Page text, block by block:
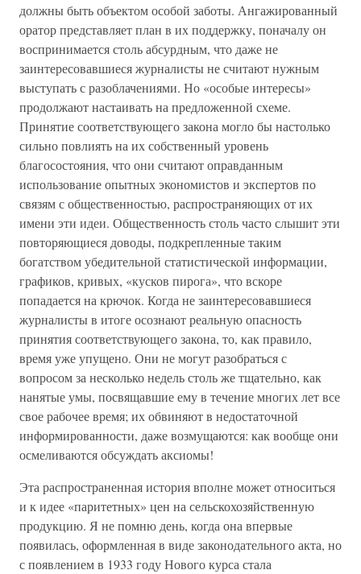
должны быть объектом особой заботы. Ангажированный
оратор представляет план в их поддержку, поначалу он
воспринимается столь абсурдным, что даже не
заинтересовавшиеся журналисты не считают нужным
выступать с разоблачениями. Но «особые интересы»
продолжают настаивать на предложенной схеме.
Принятие соответствующего закона могло бы настолько
сильно повлиять на их собственный уровень
благосостояния, что они считают оправданным
использование опытных экономистов и экспертов по
связям с общественностью, распространяющих от их
имени эти идеи. Общественность столь часто слышит эти
повторяющиеся доводы, подкрепленные таким
богатством убедительной статистической информации,
графиков, кривых, «кусков пирога», что вскоре
попадается на крючок. Когда не заинтересовавшиеся
журналисты в итоге осознают реальную опасность
принятия соответствующего закона, то, как правило,
время уже упущено. Они не могут разобраться с
вопросом за несколько недель столь же тщательно, как
нанятые умы, посвящавшие ему в течение многих лет все
свое рабочее время; их обвиняют в недостаточной
информированности, даже возмущаются: как вообще они
осмеливаются обсуждать аксиомы!
Эта распространенная история вполне может относиться
и к идее «паритетных» цен на сельскохозяйственную
продукцию. Я не помню день, когда она впервые
появилась, оформленная в виде законодательного акта, но
с появлением в 1933 году Нового курса стала